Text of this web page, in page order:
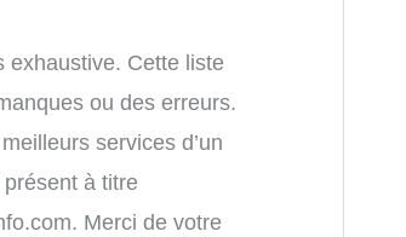
exhaustive. Cette liste
ou des erreurs.
services d’un
à titre
Merci de votre